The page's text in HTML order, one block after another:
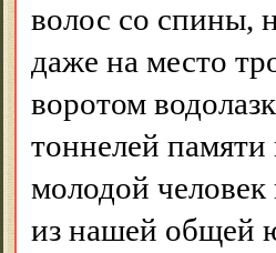
волос со спины,
даже на место
воротом
тоннелей
молодой
из нашей общей